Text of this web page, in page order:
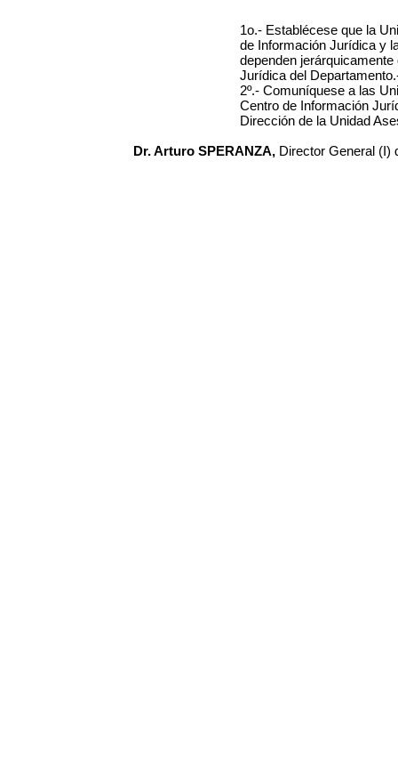
1o.- Establécese que la
de Información Jurídica y
dependen
Jurídica del
2º.- Comuníquese a las
Centro de Información
Dirección de la Unidad
Dr. Arturo SPERANZA, Director General (I)